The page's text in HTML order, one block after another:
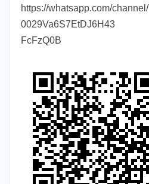
https://whatsapp.com/channel/
0029Va6S7EtDJ6H43
FcFzQ0B